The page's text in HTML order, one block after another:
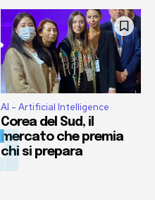
AI - Artificial Intelligence
Corea del Sud, il
mercato che premia
chi si prepara